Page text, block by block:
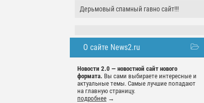
Дерьмовый спамный гавно сайт!!!
О сайте News2.ru
Новости 2.0 — новостной сайт нового
формата. Вы сами выбираете интересные и
актуальные темы. Самые лучшие попадают
на главную страницу.
подробнее →